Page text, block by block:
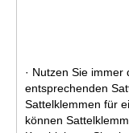
· Nutzen Sie
entsprechenden
Sattelklemmen für
können